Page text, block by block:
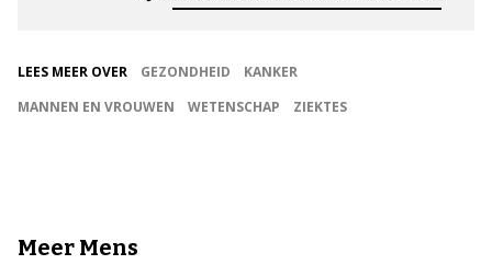
LEES MEER OVER GEZONDHEID
KANKER
MANNEN EN VROUWEN
WETENSCHAP ZIEKTES
Meer Mens